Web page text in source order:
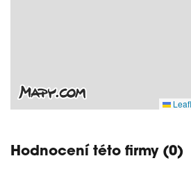
Hodnocení této firmy (0)